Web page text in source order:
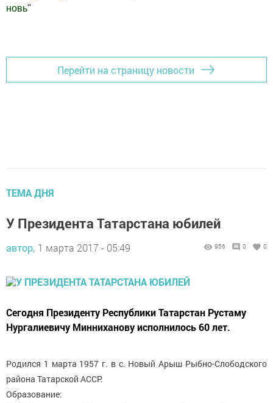
новь"
Перейти на страницу новости
ТЕМА ДНЯ
У Президента Татарстана юбилей
автор, 1 марта 2017 - 05:49 956 0 0
Сегодня Президенту Республики Татарстан Рустаму
Нургалиевичу Минниханову исполнилось 60 лет.
Родился 1 марта 1957 г. в с. Новый Арыш Рыбно-Слободского
района Татарской АССР.
Образование: